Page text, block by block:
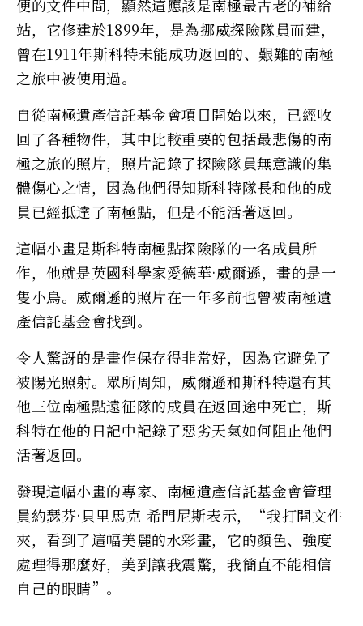
便的文件中間，顯然這應該是南極最古老的補給
站，它修建於1899年，是為挪威探險隊員而建，
曾在1911年斯科特未能成功返回的、艱難的南極
之旅中被使用過。
自從南極遺產信託基金會項目開始以來，已經收
回了各種物件，其中比較重要的包括最悲傷的南
極之旅的照片，照片記錄了探險隊員無意識的集
體傷心之情，因為他們得知斯科特隊長和他的成
員已經抵達了南極點，但是不能活著返回。
這幅小畫是斯科特南極點探險隊的一名成員所
作，他就是英國科學家愛德華·威爾遜，畫的是一
隻小鳥。威爾遜的照片在一年多前也曾被南極遺
產信託基金會找到。
令人驚訝的是畫作保存得非常好，因為它避免了
被陽光照射。眾所周知，威爾遜和斯科特還有其
他三位南極點遠征隊的成員在返回途中死亡，斯
科特在他的日記中記錄了惡劣天氣如何阻止他們
活著返回。
發現這幅小畫的專家、南極遺產信託基金會管理
員約瑟芬·貝里馬克-希門尼斯表示，“我打開文件
夾，看到了這幅美麗的水彩畫，它的顏色、強度
處理得那麼好，美到讓我震驚，我簡直不能相信
自己的眼睛”。